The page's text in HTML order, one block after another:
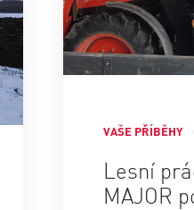
VAŠE PŘÍBĚHY
Lesní
MAJOR